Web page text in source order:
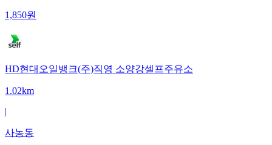
1,850원
HD현대오일뱅크(주)직영 소양강셀프주유소
1.02km
|
사농동